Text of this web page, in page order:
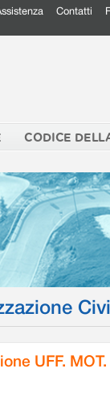
Contatti
CODICE
UFF.